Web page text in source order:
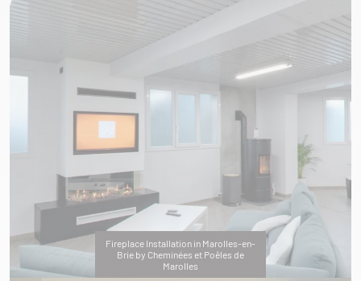
Fireplace Installation in Marolles-en-
Brie by Cheminées et Poêles de
Marolles